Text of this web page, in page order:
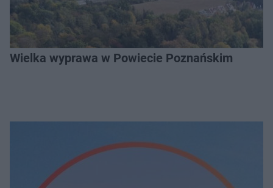
Wielka wyprawa w Powiecie Poznańskim